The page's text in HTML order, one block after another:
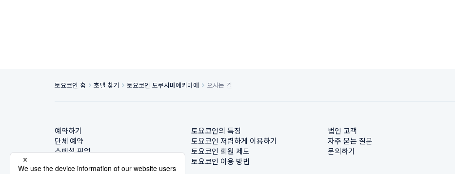
토요코인 홈 호텔 찾기 토요코인 도쿠시마에키마에 오시는 길
예약하기
단체 예약
스페셜 픽업
토요코인의 특징
토요코인 저렴하게 이용하기
토요코인 회원 제도
토요코인 이용 방법
법인 고객
자주 묻는 질문
문의하기